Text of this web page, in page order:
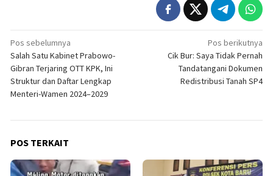
Navigasi
pos
Pos sebelumnya
Salah Satu Kabinet Prabowo-
Gibran Terjaring OTT KPK, Ini
Struktur dan Daftar Lengkap
Menteri-Wamen 2024–2029
Pos berikutnya
Cik Bur: Saya Tidak Pernah
Tandatangani Dokumen
Redistribusi Tanah SP4
POS TERKAIT